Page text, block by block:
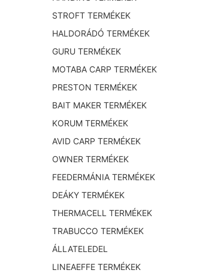
STROFT TERMÉKEK
HALDORÁDÓ TERMÉKEK
GURU TERMÉKEK
MOTABA CARP TERMÉKEK
PRESTON TERMÉKEK
BAIT MAKER TERMÉKEK
KORUM TERMÉKEK
AVID CARP TERMÉKEK
OWNER TERMÉKEK
FEEDERMÁNIA TERMÉKEK
DEÁKY TERMÉKEK
THERMACELL TERMÉKEK
TRABUCCO TERMÉKEK
ÁLLATELEDEL
LINEAEFFE TERMÉKEK